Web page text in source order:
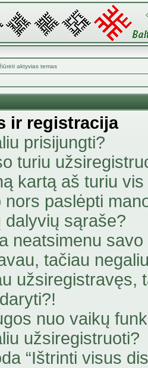
aktyvias temas
ir registracija
prisijungti?
turiu
kartą aš turiu
nors paslėpti
dalyvių sąraše?
neatsimenu
tačiau
užsiregistravęs,
nuo vaikų
užsiregistruoti?
“Ištrinti visus